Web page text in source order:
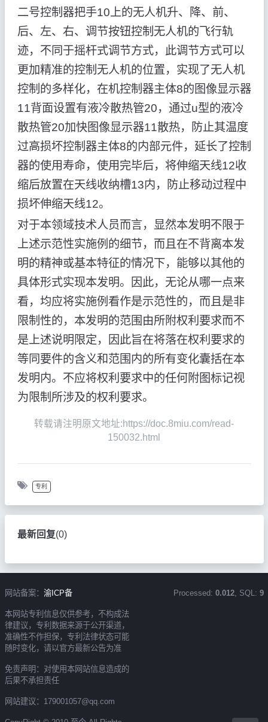
二号控制器把手10上的无人机升、降、前、
后、左、右、调节按钮控制无人机的飞行轨
迹，不同于摇杆式调节方式，此调节方式可以
更加精准的控制无人机的位置，实现了无人机
控制的多样化，在机控制器主体8的图像显示器
11背面设置有液冷散热管20，通过u型的液冷
散热管20加快图像显示器11散热，防止其温度
过高损坏控制器主体8的内部元件，延长了控制
器的使用寿命，使用完毕后，将伸缩天线12收
缩后放置在天线收纳槽13内，防止移动过程中
损坏伸缩天线12。
对于本领域技术人员而言，显然本发明不限于
上述示范性实施例的细节，而且在不背离本发
明的精神或基本特征的情况下，能够以其他的
具体形式实现本发明。因此，无论从哪一点来
看，均应将实施例看作是示范性的，而且是非
限制性的，本发明的范围由所附权利要求而不
是上述说明限定，因此旨在将落在权利要求的
等同要件的含义和范围内的所有变化囊括在本
发明内。不应将权利要求中的任何附图标记视
为限制所涉及的权利要求。
转载请注明原文地址:https://doc.8miu.com/read-
150032.html
专利
最新回复(0)
网站备案： 渝ICP备
本网站专利信息仅供参考，不构成法
律建议，专利数据来源于公开渠道，
准确性不作担保，专利法律状态可能
随时变化，请以官方最新公告为准
免责声明：对使用本网站信息造成的
后果不承担责任
网站建议：179001057@qq.com
Processed: 0.012, SQL: 9